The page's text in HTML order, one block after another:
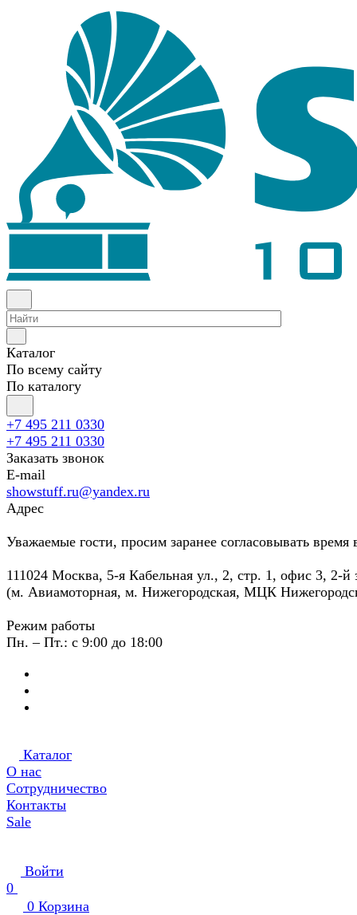
Каталог
По всему сайту
По каталогу
+7 495 211 0330
+7 495 211 0330
Заказать звонок
E-mail
showstuff.ru@yandex.ru
Адрес
Уважаемые гости, просим заранее согласовывать время
111024 Москва, 5-я Кабельная ул., 2, стр. 1, офис 3, 2-
(м. Авиамоторная, м. Нижегородская, МЦК
Режим работы
Пн. – Пт.: с 9:00 до 18:00
Каталог
О нас
Сотрудничество
Контакты
Sale
Войти
0
0 Корзина